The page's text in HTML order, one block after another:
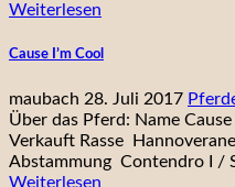
Weiterlesen
Cause I’m Cool
maubach 28. Juli 2017
Über das Pferd: Name
Verkauft Rasse
Abstammung Contendro I /
Weiterlesen